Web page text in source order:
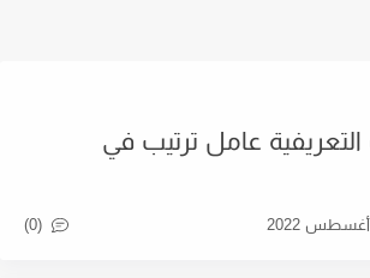
عامل ترتيب في
(0)